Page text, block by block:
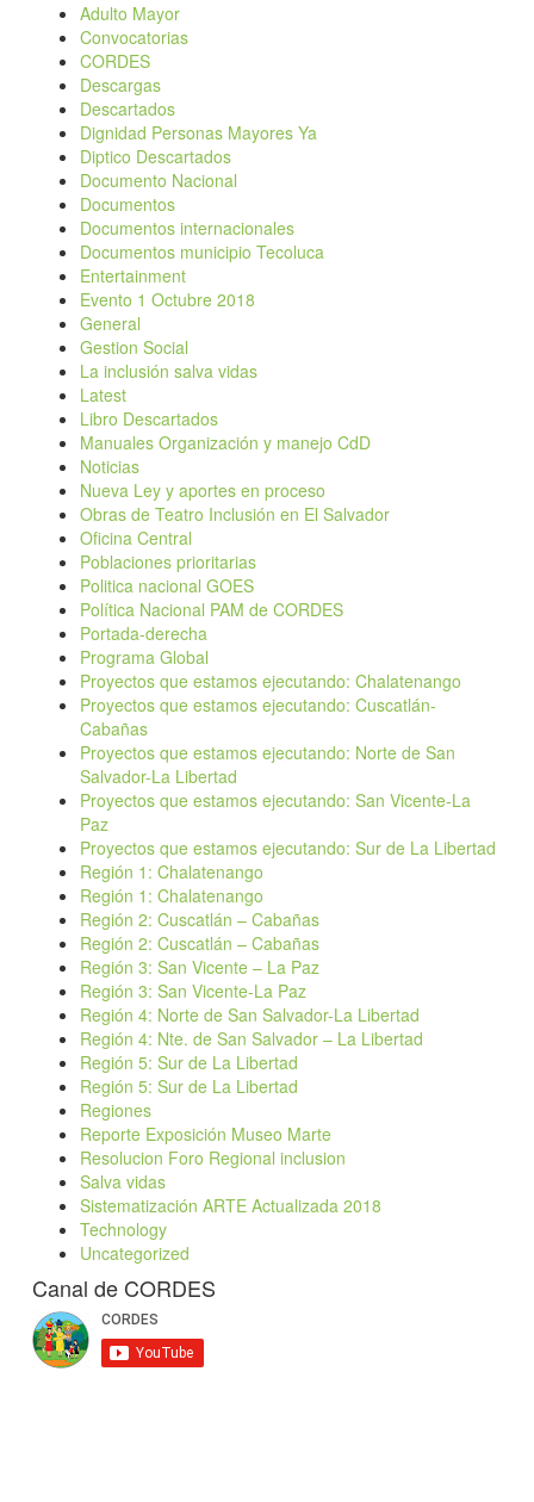
Adulto Mayor
Convocatorias
CORDES
Descargas
Descartados
Dignidad Personas Mayores Ya
Diptico Descartados
Documento Nacional
Documentos
Documentos internacionales
Documentos municipio Tecoluca
Entertainment
Evento 1 Octubre 2018
General
Gestion Social
La inclusión salva vidas
Latest
Libro Descartados
Manuales Organización y manejo CdD
Noticias
Nueva Ley y aportes en proceso
Obras de Teatro Inclusión en El Salvador
Oficina Central
Poblaciones prioritarias
Politica nacional GOES
Política Nacional PAM de CORDES
Portada-derecha
Programa Global
Proyectos que estamos ejecutando: Chalatenango
Proyectos que estamos ejecutando: Cuscatlán-
Cabañas
Proyectos que estamos ejecutando: Norte de San
Salvador-La Libertad
Proyectos que estamos ejecutando: San Vicente-La
Paz
Proyectos que estamos ejecutando: Sur de La Libertad
Región 1: Chalatenango
Región 1: Chalatenango
Región 2: Cuscatlán – Cabañas
Región 2: Cuscatlán – Cabañas
Región 3: San Vicente – La Paz
Región 3: San Vicente-La Paz
Región 4: Norte de San Salvador-La Libertad
Región 4: Nte. de San Salvador – La Libertad
Región 5: Sur de La Libertad
Región 5: Sur de La Libertad
Regiones
Reporte Exposición Museo Marte
Resolucion Foro Regional inclusion
Salva vidas
Sistematización ARTE Actualizada 2018
Technology
Uncategorized
Canal de CORDES